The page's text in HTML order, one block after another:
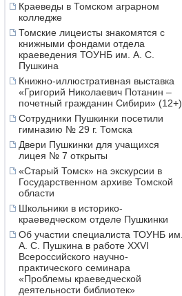
Краеведы в Томском аграрном
колледже
Томские лицеисты знакомятся с
книжными фондами отдела
краеведения ТОУНБ им. А. С.
Пушкина
Книжно-иллюстративная выставка
«Григорий Николаевич Потанин –
почетный гражданин Сибири» (12+)
Сотрудники Пушкинки посетили
гимназию № 29 г. Томска
Двери Пушкинки для учащихся
лицея № 7 открыты
«Старый Томск» на экскурсии в
Государственном архиве Томской
области
Школьники в историко-
краеведческом отделе Пушкинки
Об участии специалиста ТОУНБ им.
А. С. Пушкина в работе XXVI
Всероссийского научно-
практического семинара
«Проблемы краеведческой
деятельности библиотек»